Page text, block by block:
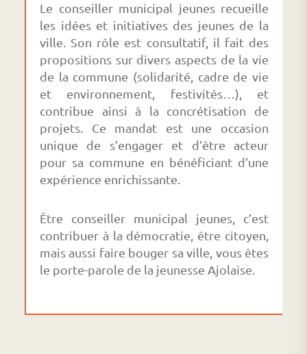
Le conseiller municipal jeunes recueille
les idées et initiatives des jeunes de la
ville. Son rôle est consultatif, il fait des
propositions sur divers aspects de la vie
de la commune (solidarité, cadre de vie
et environnement, festivités…), et
contribue ainsi à la concrétisation de
projets. Ce mandat est une occasion
unique de s’engager et d’être acteur
pour sa commune en bénéficiant d’une
expérience enrichissante.
Être conseiller municipal jeunes, c’est
contribuer à la démocratie, être citoyen,
mais aussi faire bouger sa ville, vous êtes
le porte-parole de la jeunesse Ajolaise.